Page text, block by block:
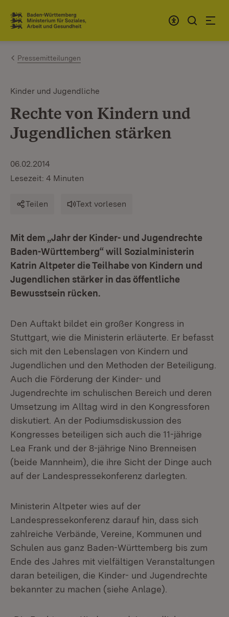
Zum Inhalt springen
Link zur Startseite
Pressemitteilungen
Kinder und Jugendliche
Rechte von Kindern und
Jugendlichen stärken
06.02.2014
Lesezeit: 4 Minuten
Teilen Text vorlesen
Mit dem „Jahr der Kinder- und Jugendrechte
Baden-Württemberg“ will Sozialministerin
Katrin Altpeter die Teilhabe von Kindern und
Jugendlichen stärker in das öffentliche
Bewusstsein rücken.
Den Auftakt bildet ein großer Kongress in
Stuttgart, wie die Ministerin erläuterte. Er befasst
sich mit den Lebenslagen von Kindern und
Jugendlichen und den Methoden der Beteiligung.
Auch die Förderung der Kinder- und
Jugendrechte im schulischen Bereich und deren
Umsetzung im Alltag wird in den Kongressforen
diskutiert. An der Podiumsdiskussion des
Kongresses beteiligen sich auch die 11-jährige
Lea Frank und der 8-jährige Nino Brenneisen
(beide Mannheim), die ihre Sicht der Dinge auch
auf der Landespressekonferenz darlegten.
Ministerin Altpeter wies auf der
Landespressekonferenz darauf hin, dass sich
zahlreiche Verbände, Vereine, Kommunen und
Schulen aus ganz Baden-Württemberg bis zum
Ende des Jahres mit vielfältigen Veranstaltungen
daran beteiligen, die Kinder- und Jugendrechte
bekannter zu machen (siehe Anlage).